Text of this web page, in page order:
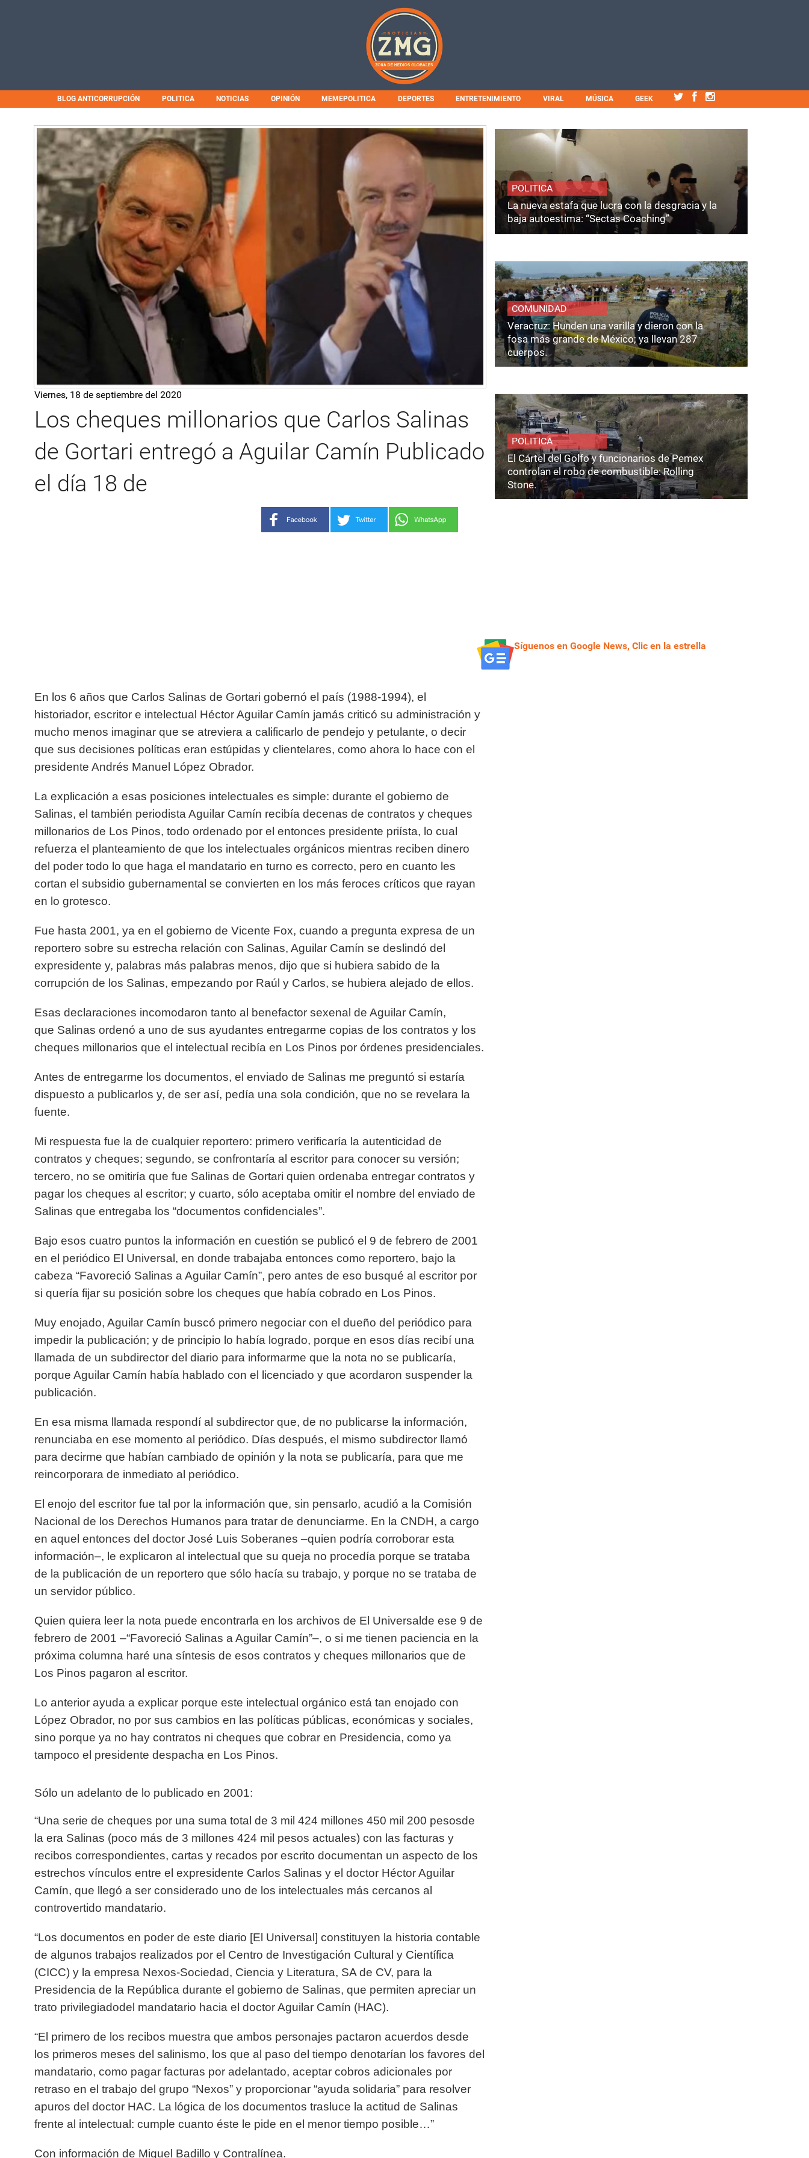
BLOG ANTICORRUPCIÓN POLITICA NOTICIAS OPINIÓN MEMEPOLITICA DEPORTES ENTRETENIMIENTO VIRAL MÚSICA GEEK
Viernes, 18 de septiembre del 2020
Los cheques millonarios que Carlos Salinas
de Gortari entregó a Aguilar Camín Publicado
el día 18 de
En los 6 años que Carlos Salinas de Gortari gobernó el país (1988-1994), el
historiador, escritor e intelectual Héctor Aguilar Camín jamás criticó su administración y
mucho menos imaginar que se atreviera a calificarlo de pendejo y petulante, o decir
que sus decisiones políticas eran estúpidas y clientelares, como ahora lo hace con el
presidente Andrés Manuel López Obrador.
La explicación a esas posiciones intelectuales es simple: durante el gobierno de
Salinas, el también periodista Aguilar Camín recibía decenas de contratos y cheques
millonarios de Los Pinos, todo ordenado por el entonces presidente priísta, lo cual
refuerza el planteamiento de que los intelectuales orgánicos mientras reciben dinero
del poder todo lo que haga el mandatario en turno es correcto, peroen cuanto les
cortan el subsidio gubernamental se convierten en los más feroces críticos que rayan
en lo grotesco.
Fue hasta 2001, ya en el gobierno de Vicente Fox, cuando a pregunta expresa de un
reportero sobre su estrecha relación con Salinas, Aguilar Camínse deslindó del
expresidente y, palabras más palabras menos, dijo que si hubiera sabido de la
corrupción de los Salinas, empezando por Raúl y Carlos, se hubiera alejado de ellos.
Esas declaraciones incomodaron tanto al benefactor sexenal de Aguilar Camín,
que Salinas ordenó a uno de sus ayudantesentregarme copias de los contratos y los
cheques millonarios que el intelectual recibía en Los Pinos por órdenes presidenciales.
Antes de entregarme los documentos, el enviado de Salinas me preguntó si estaría
dispuesto a publicarlos y, de ser así, pedía una sola condición, que no se revelara la
fuente.
Mi respuesta fue la de cualquier reportero: primero verificaría la autenticidad de
contratos y cheques; segundo,se confrontaría al escritor para conocer su versión;
tercero, no se omitiría que fue Salinas de Gortari quien ordenaba entregar contratos y
pagar los cheques al escritor; y cuarto, sólo aceptaba omitir el nombre del enviado de
Salinas que entregaba los “documentos confidenciales”.
Bajo esos cuatro puntos la información en cuestión se publicó el 9 de febrero de 2001
en el periódico El Universal, en donde trabajaba entonces como reportero, bajo la
cabeza “Favoreció Salinas a Aguilar Camín”, pero antes de eso busqué al escritor por
si quería fijar su posición sobre los cheques que había cobrado en Los Pinos.
Muy enojado, Aguilar Camín buscó primero negociar con el dueño del periódico para
impedir la publicación; y de principio lo había logrado, porque en esos días recibí una
llamada de un subdirector del diario para informarme que la nota no se publicaría,
porque Aguilar Camín había hablado con el licenciado y que acordaron suspender la
publicación.
En esa misma llamada respondí al subdirector que, de no publicarse la información,
renunciaba en ese momento al periódico. Días después, el mismo subdirector llamó
para decirme que habían cambiado de opinión y la nota se publicaría, para que me
reincorporara de inmediato al periódico.
El enojo del escritor fue tal por la información que, sin pensarlo, acudió a la Comisión
Nacional de los Derechos Humanos para tratar de denunciarme. En la CNDH, a cargo
en aquel entonces del doctor José Luis Soberanes –quien podría corroborar esta
información–, le explicaron al intelectual quesu queja no procedía porque se trataba
de la publicación de un reportero que sólo hacía su trabajo, y porque no se trataba de
un servidor público.
Quien quiera leer la nota puede encontrarla en los archivos de El Universalde ese 9 de
febrero de 2001 –“Favoreció Salinas a Aguilar Camín”–, o si me tienen paciencia en la
próxima columna haré una síntesis de esos contratos y cheques millonarios que de
Los Pinos pagaron al escritor.
Lo anterior ayuda a explicar porque este intelectual orgánico está tan enojado con
López Obrador, no por sus cambios en las políticas públicas, económicas y sociales,
sino porqueya no hay contratos ni cheques que cobrar en Presidencia, como ya
tampoco el presidente despacha en Los Pinos.
Sólo un adelanto de lo publicado en 2001:
“Una serie de cheques por una suma total de3 mil 424 millones 450 mil 200 pesosde
la era Salinas (poco más de 3 millones 424 mil pesos actuales) con las facturas y
recibos correspondientes, cartas y recados por escrito documentan un aspecto de los
estrechos vínculos entre el expresidente Carlos Salinas y el doctor Héctor Aguilar
Camín, que llegó a ser considerado uno de los intelectuales más cercanos al
controvertido mandatario.
“Los documentos en poder de este diario [El Universal] constituyen la historia contable
de algunos trabajos realizados por el Centro de Investigación Cultural y Científica
(CICC) y la empresa Nexos-Sociedad, Ciencia y Literatura, SA de CV, para la
Presidencia de la República durante el gobierno de Salinas, que permiten apreciar un
trato privilegiadodel mandatario hacia el doctor Aguilar Camín (HAC).
“El primero de los recibos muestra queambos personajes pactaron acuerdos desde
los primeros meses del salinismo, los que al paso del tiempo denotarían los favores del
mandatario, como pagar facturas por adelantado, aceptar cobros adicionales por
retraso en el trabajo del grupo “Nexos” y proporcionar “ayuda solidaria” para resolver
apuros del doctor HAC. La lógica de los documentos trasluce la actitud de Salinas
frente al intelectual: cumple cuanto éste le pide en el menor tiempo posible…”
Con información de Miguel Badillo y Contralínea.
POLITICA
La nueva estafa que lucra con la desgracia y la
baja autoestima: “Sectas Coaching”
COMUNIDAD
Veracruz: Hunden una varilla y dieron con la
fosa más grande de México; ya llevan 287
cuerpos.
POLITICA
El Cártel del Golfo y funcionarios de Pemex
controlan el robo de combustible: Rolling
Stone.
Síguenos en Google News, Clic en la estrella